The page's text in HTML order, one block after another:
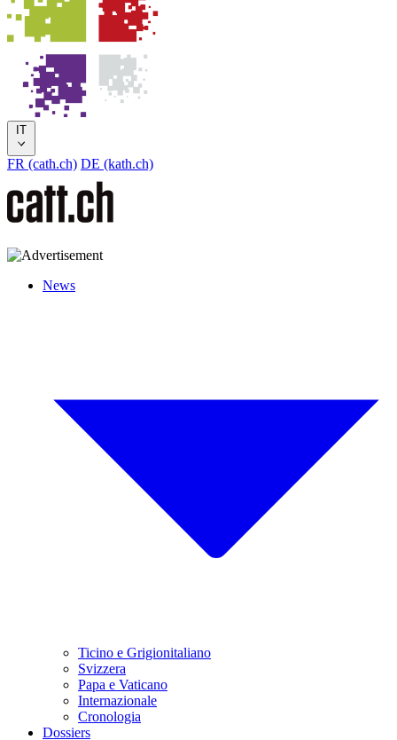
IT
FR (cath.ch) DE (kath.ch)
News
Ticino e Grigionitaliano
Svizzera
Papa e Vaticano
Internazionale
Cronologia
Dossiers